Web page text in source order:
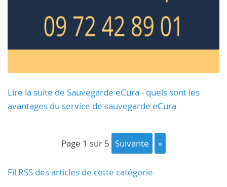
Lire la suite de Sauvegarde eCura - quels sont les
avantages du service de sauvegarde eCura
page 1 sur 5 suivante »
Fil RSS des articles de cette catégorie